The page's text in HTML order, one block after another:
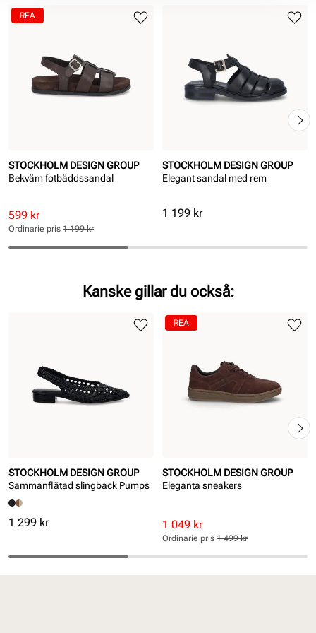
STOCKHOLM DESIGN GROUP
Bekväm fotbäddssandal
Rabatterat
pris
Pris
599 kr
Ordinarie
pris
Pris
Ordinarie pris 1 199 kr
REA
STOCKHOLM DESIGN GROUP
Elegant sandal med rem
Pris
1 199 kr
Kanske gillar du också:
STOCKHOLM DESIGN GROUP
Sammanflätad slingback Pumps
Pris
1 299 kr
STOCKHOLM DESIGN GROUP
Eleganta sneakers
Rabatterat
pris
Pris
1 049 kr
Ordinarie
pris
Pris
Ordinarie pris 1 499 kr
REA